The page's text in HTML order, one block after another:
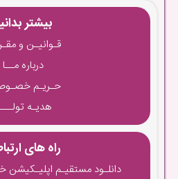
بیشتر
قـوانیـن و
درباره مــا
حـریـم
هدیـه
راه های
دانلـود مستقیـم اپلیـکیشن